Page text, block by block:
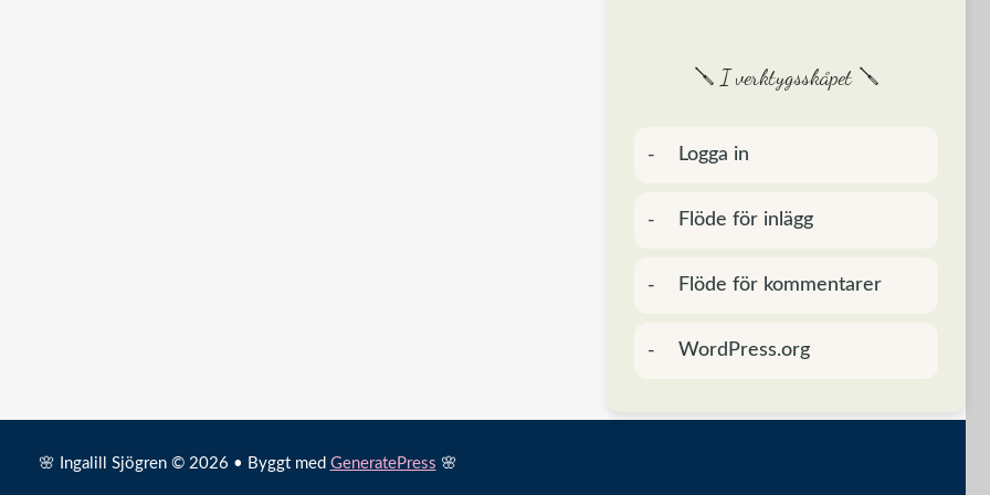
🪛 I verktygsskåpet 🪛
Logga in
Flöde för inlägg
Flöde för kommentarer
WordPress.org
🌸 Ingalill Sjögren © 2026 • Byggt med GeneratePress 🌸